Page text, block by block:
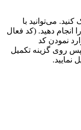
می‌توانید با
انجام دهید. (کد فعال
نمودن کد
روی گزینه تکمیل
نمایید.